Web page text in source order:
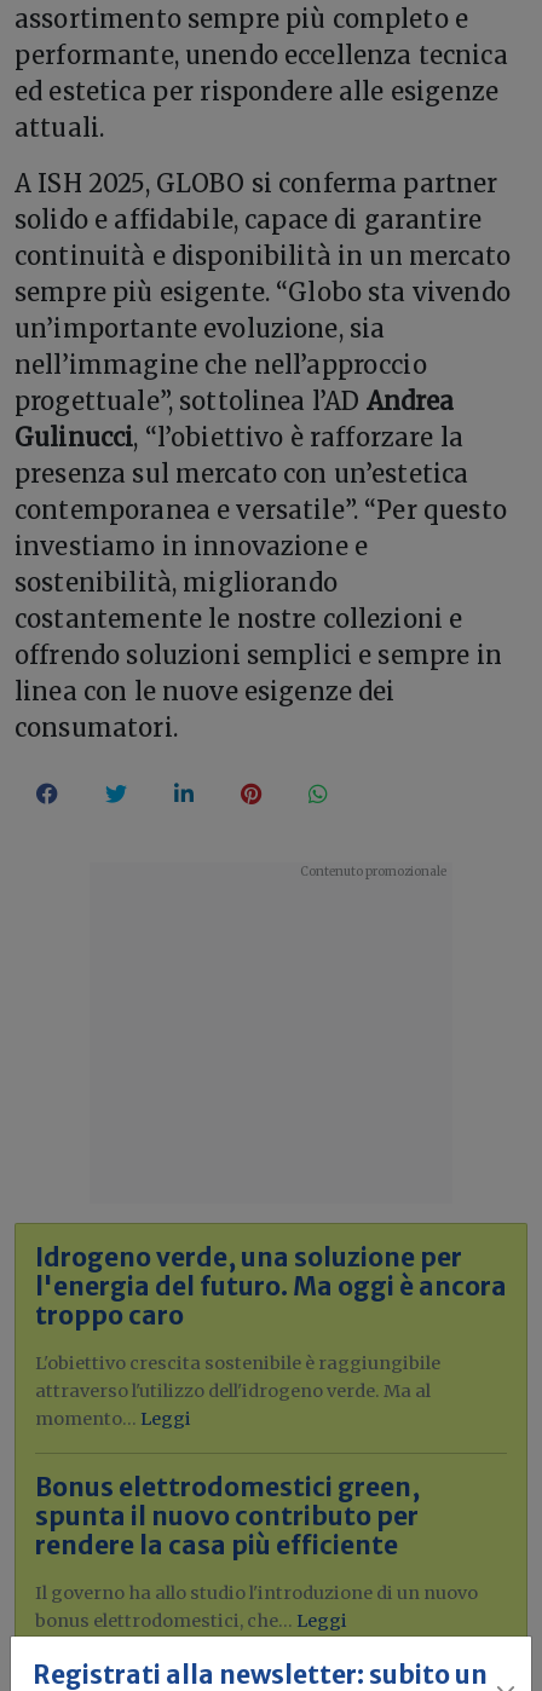
assortimento sempre più completo e
performante, unendo eccellenza tecnica
ed estetica per rispondere alle esigenze
attuali.
A ISH 2025, GLOBO si conferma partner
solido e affidabile, capace di garantire
continuità e disponibilità in un mercato
sempre più esigente. “Globo sta vivendo
un’importante evoluzione, sia
nell’immagine che nell’approccio
progettuale”, sottolinea l’AD Andrea
Gulinucci, “l’obiettivo è rafforzare la
presenza sul mercato con un’estetica
contemporanea e versatile”. “Per questo
investiamo in innovazione e
sostenibilità, migliorando
costantemente le nostre collezioni e
offrendo soluzioni semplici e sempre in
linea con le nuove esigenze dei
consumatori.
Idrogeno verde, una soluzione per
l'energia del futuro. Ma oggi è ancora
troppo caro
L'obiettivo crescita sostenibile è raggiungibile
attraverso l'utilizzo dell'idrogeno verde. Ma al
momento... Leggi
Bonus elettrodomestici green,
spunta il nuovo contributo per
rendere la casa più efficiente
Il governo ha allo studio l'introduzione di un nuovo
bonus elettrodomestici, che... Leggi
Registrati alla newsletter: subito un